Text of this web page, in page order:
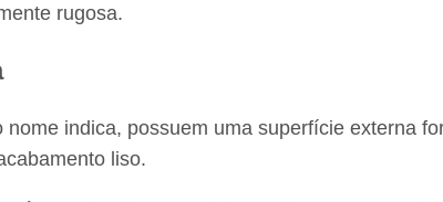
rugosa.
indica, possuem uma superfície externa
liso.